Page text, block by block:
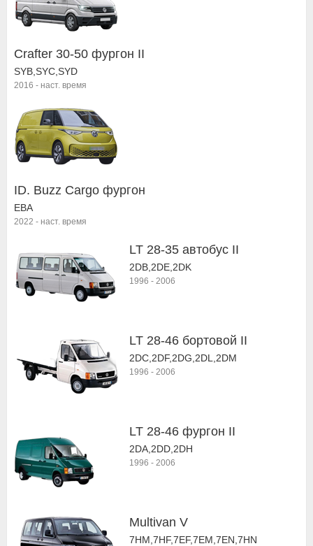
Crafter 30-50 фургон II
SYB,SYC,SYD
2016 - наст. время
ID. Buzz Cargo фургон
EBA
2022 - наст. время
LT 28-35 автобус II
2DB,2DE,2DK
1996 - 2006
LT 28-46 бортовой II
2DC,2DF,2DG,2DL,2DM
1996 - 2006
LT 28-46 фургон II
2DA,2DD,2DH
1996 - 2006
Multivan V
7HM,7HF,7EF,7EM,7EN,7HN